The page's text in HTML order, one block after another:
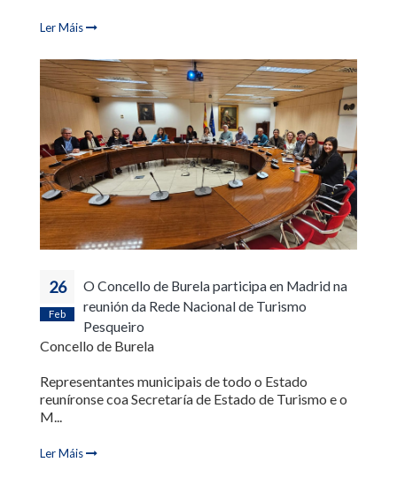
Ler Máis
26
Feb
O Concello de Burela participa en Madrid na
reunión da Rede Nacional de Turismo
Pesqueiro
Concello de Burela
Representantes municipais de todo o Estado
reuníronse coa Secretaría de Estado de Turismo e o
M...
Ler Máis